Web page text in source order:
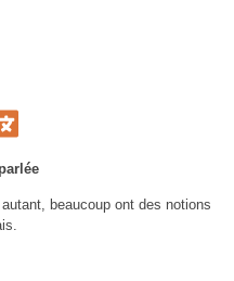
beaucoup ont des notions